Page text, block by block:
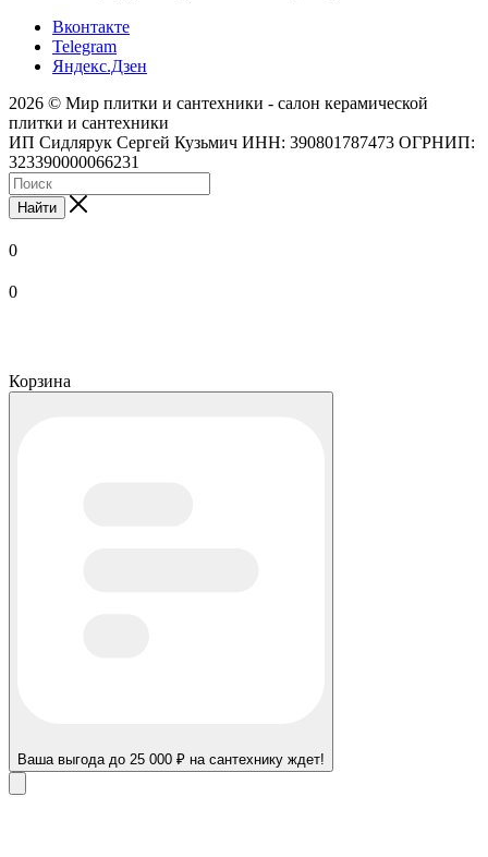
Вконтакте
Telegram
Яндекс.Дзен
2026 © Мир плитки и сантехники - салон керамической
плитки и сантехники
ИП Сидлярук Сергей Кузьмич ИНН: 390801787473 ОГРНИП:
323390000066231
Найти
0
0
Корзина
Ваша выгода до 25 000 ₽ на сантехнику ждет!